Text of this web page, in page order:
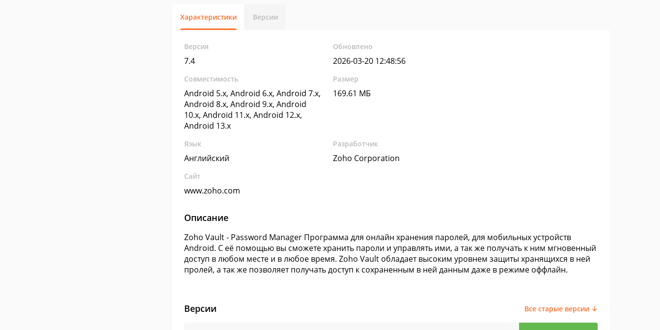
Характеристики Версии
Версия
7.4
Обновлено
2026-03-20 12:48:56
Совместимость
Android 5.x, Android 6.x, Android 7.x,
Android 8.x, Android 9.x, Android
10.x, Android 11.x, Android 12.x,
Android 13.x
Размер
169.61 МБ
Язык
Английский
Разработчик
Zoho Corporation
Сайт
www.zoho.com
Описание
Zoho Vault - Password Manager Программа для онлайн хранения паролей, для мобильных устройств
Android. С её помощью вы сможете хранить пароли и управлять ими, а так же получать к ним мгновенный
доступ в любом месте и в любое время. Zoho Vault обладает высоким уровнем защиты хранящихся в ней
пролей, а так же позволяет получать доступ к сохраненным в ней данным даже в режиме оффлайн.
Версии Все старые версии ↓